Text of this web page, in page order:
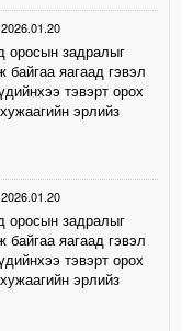
2026.01.20
оросын задралыг
яагаад гэвэл
тэвэрт орох
эрлийз
2026.01.20
оросын задралыг
яагаад гэвэл
тэвэрт орох
эрлийз